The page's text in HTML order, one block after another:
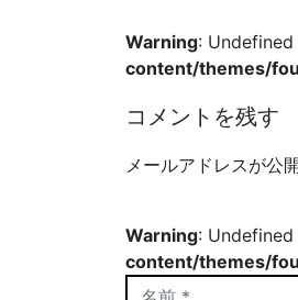
Warning:
content/themes/
コメントを残す
メールアドレスが公
Warning:
content/themes/